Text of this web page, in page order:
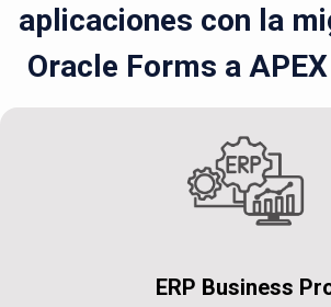
aplicaciones con la
Oracle Forms a
ERP Business